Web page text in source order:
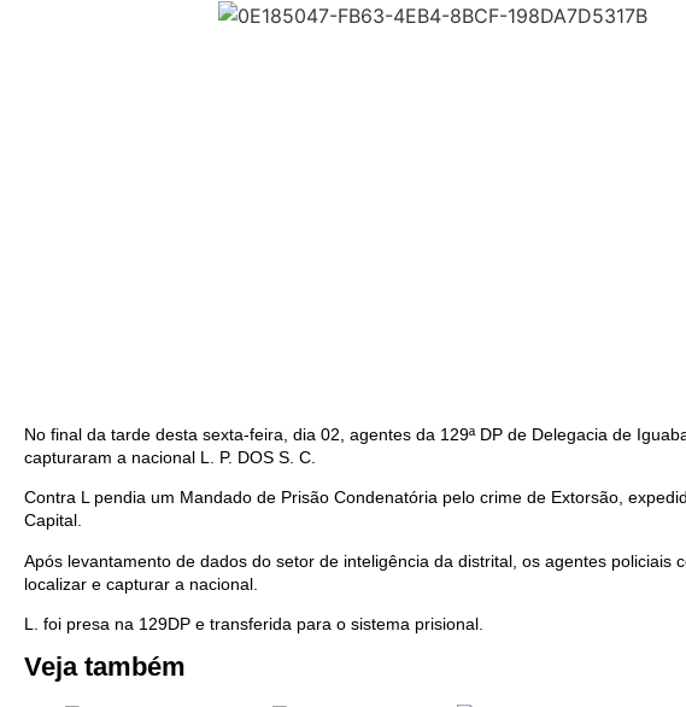
No final da tarde desta sexta-feira, dia 02, agentes da 129ª DP de Delegacia de
capturaram a nacional L. P. DOS S. C.
Contra L pendia um Mandado de Prisão Condenatória pelo crime de Extorsão,
Capital.
Após levantamento de dados do setor de inteligência da distrital, os agentes policiais
localizar e capturar a nacional.
L. foi presa na 129DP e transferida para o sistema prisional.
Veja também